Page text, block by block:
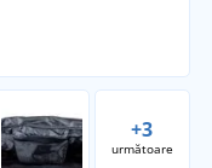
+3
următoare